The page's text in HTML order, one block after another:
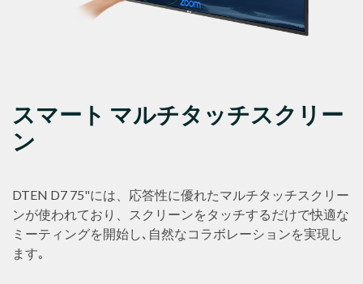
スマート マルチタッチスクリー
ン
DTEN D7 75"には、応答性に優れたマルチタッチスクリー
ンが使われており、スクリーンをタッチするだけで快適な
ミーティングを開始し､自然なコラボレーションを実現し
ます｡